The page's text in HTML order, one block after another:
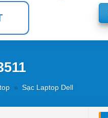
» Sạc Laptop Dell